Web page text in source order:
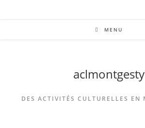
MENU
aclmontgesty
DES ACTIVITÉS CULTURELLES EN